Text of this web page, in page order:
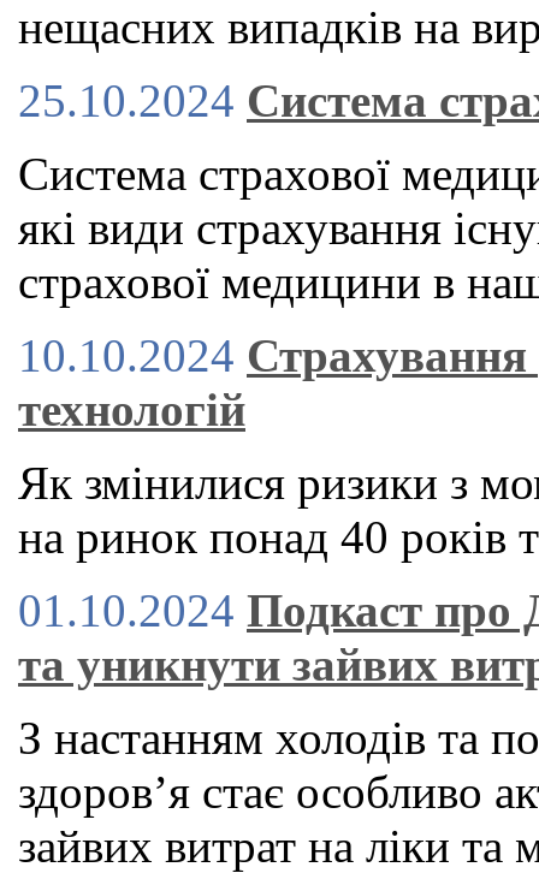
нещасних випадків на
25.10.2024 Система
Система страхової
які види страхування
страхової медицини в
10.10.2024
технологій
Як змінилися ризики з
на ринок понад 40 років
01.10.2024 Подкаст про
та уникнути зайвих
З настанням холодів та
здоров’я стає особливо
зайвих витрат на ліки та